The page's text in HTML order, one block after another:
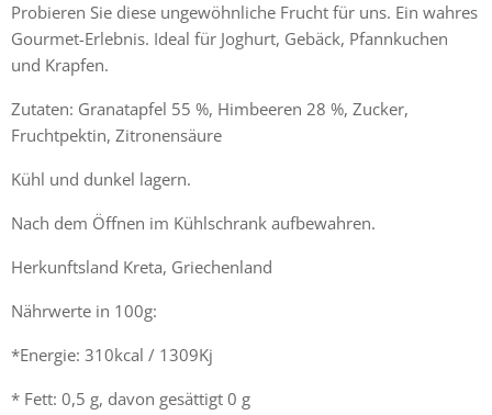
Probieren Sie diese ungewöhnliche Frucht für uns. Ein wahres
Gourmet-Erlebnis. Ideal für Joghurt, Gebäck, Pfannkuchen
und Krapfen.
Zutaten: Granatapfel 55 %, Himbeeren 28 %, Zucker,
Fruchtpektin, Zitronensäure
Kühl und dunkel lagern.
Nach dem Öffnen im Kühlschrank aufbewahren.
Herkunftsland Kreta, Griechenland
Nährwerte in 100g:
*Energie: 310kcal / 1309Kj
* Fett: 0,5 g, davon gesättigt 0 g